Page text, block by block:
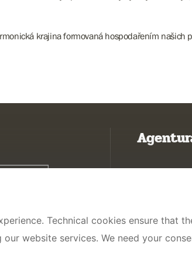
krajina formovaná hospodařením našich
Pečujeme o
Technical cookies ensure that
website services. We need your